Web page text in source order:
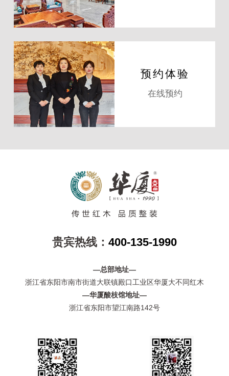
预约体验
在线预约
贵宾热线： 400-135-1990
—总部地址—
浙江省东阳市南市街道大联镇殿口工业区华厦大不同红木
—华厦酸枝馆地址—
浙江省东阳市望江南路142号